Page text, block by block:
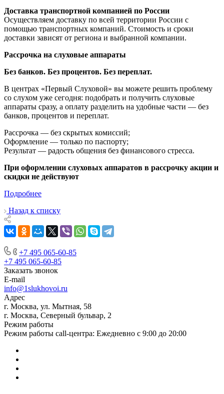
Доставка транспортной компанией по России
Осуществляем доставку по всей территории России с
помощью транспортных компаний. Стоимость и сроки
доставки зависят от региона и выбранной компании.
Рассрочка на слуховые аппараты
Без банков. Без процентов. Без переплат.
В центрах «Первый Слуховой» вы можете решить проблему
со слухом уже сегодня: подобрать и получить слуховые
аппараты сразу, а оплату разделить на удобные части — без
банков, процентов и переплат.
Рассрочка — без скрытых комиссий;
Оформление — только по паспорту;
Результат — радость общения без финансового стресса.
При оформлении слуховых аппаратов в рассрочку акции и
скидки не действуют
Подробнее
Назад к списку
+7 495 065-60-85
+7 495 065-60-85
Заказать звонок
E-mail
info@1slukhovoi.ru
Адрес
г. Москва, ул. Мытная, 58
г. Москва, Северный бульвар, 2
Режим работы
Режим работы call-центра: Ежедневно с 9:00 до 20:00